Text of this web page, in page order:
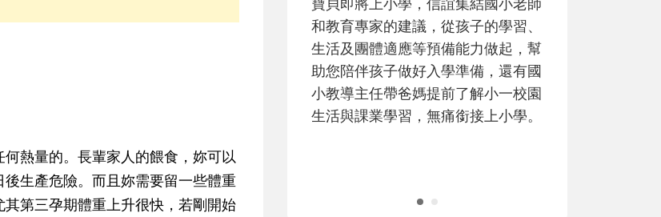
熱量的。長輩家人的餵食，妳可以
生產危險。而且妳需要留一些體重
第三孕期體重上升很快，若剛開始
和教育專家的建議，從孩子的學習、
歷程。